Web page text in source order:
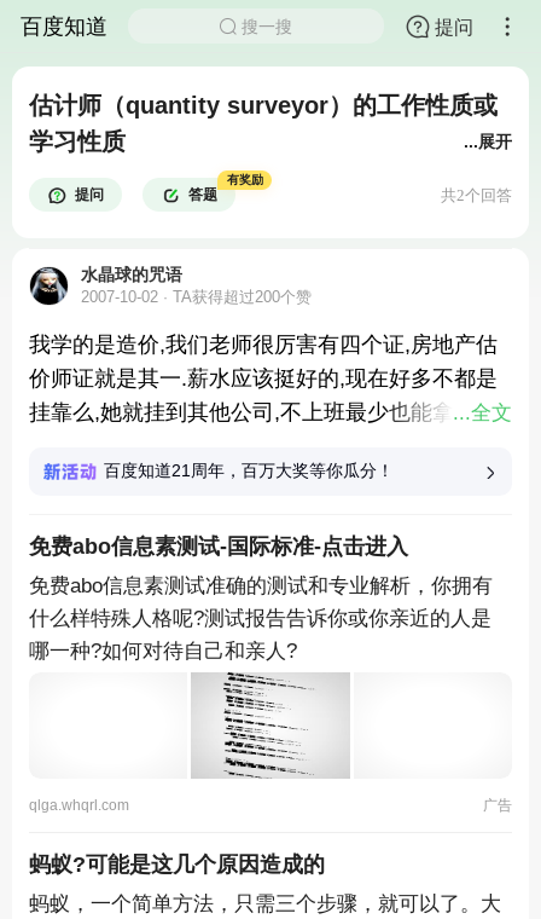
百度知道 提问
搜一搜
估计师（quantity surveyor）的工作性质或
学习性质
...展开
提问 答题
有奖励
共2个回答
水晶球的咒语
2007-10-02 TA获得超过200个赞
我学的是造价,我们老师很厉害有四个证,房地产估
价师证就是其一.薪水应该挺好的,现在好多不都是
挂靠么,她就挂到其他公司,不上班最少也能拿2000
网上公布就会有许多公司抢着招聘或让你挂靠到他
...全文
百度知道21周年，百万大奖等你瓜分！
免费abo信息素测试-国际标准-点击进入
免费abo信息素测试准确的测试和专业解析，你拥有
什么样特殊人格呢?测试报告告诉你或你亲近的人是
哪一种?如何对待自己和亲人?
qlga.whqrl.com 广告
蚂蚁?可能是这几个原因造成的
蚂蚁，一个简单方法，只需三个步骤，就可以了。大